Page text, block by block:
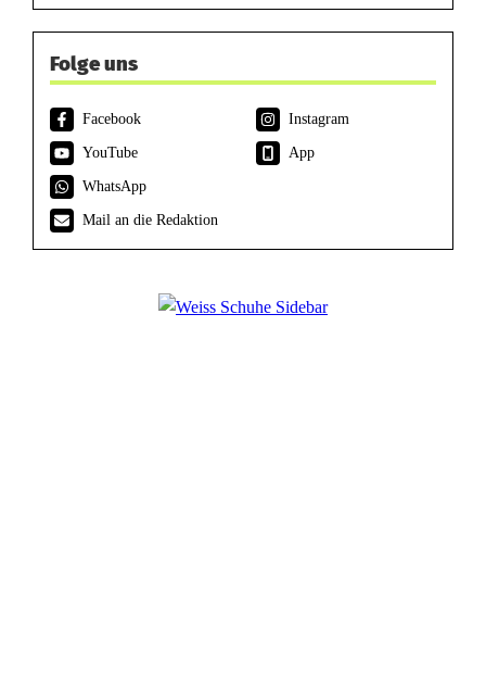
Folge uns
Facebook
Instagram
YouTube
App
WhatsApp
Mail an die Redaktion